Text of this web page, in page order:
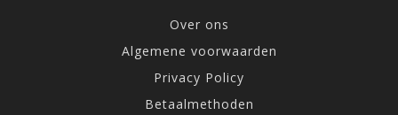
Over ons
Algemene voorwaarden
Privacy Policy
Betaalmethoden